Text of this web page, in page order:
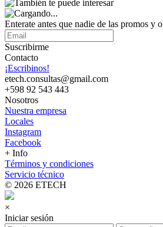
Enterate antes que nadie de las promos y
Suscribirme
Contacto
¡Escribinos!
etech.consultas@gmail.com
+598 92 543 443
Nosotros
Nuestra empresa
Locales
Instagram
Facebook
+ Info
Términos y condiciones
Servicio técnico
© 2026 ETECH
×
Iniciar sesión